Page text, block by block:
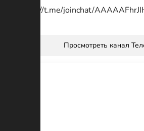
https://t.me/joinchat/
Просмотреть канал